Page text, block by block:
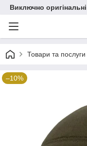
Виключно
Товари та послуги
–10%